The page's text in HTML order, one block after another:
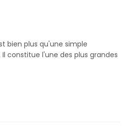
bien plus qu'une simple
constitue l'une des plus grandes